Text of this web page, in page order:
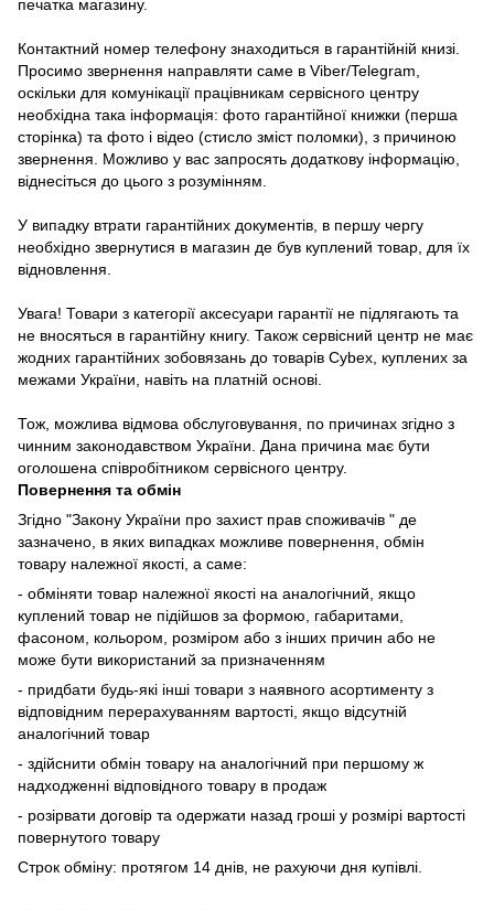
печатка магазину.
Контактний номер телефону знаходиться в гарантійній книзі.
Просимо звернення направляти саме в Viber/Telegram,
оскільки для комунікації працівникам сервісного центру
необхідна така інформація: фото гарантійної книжки (перша
сторінка) та фото і відео (стисло зміст поломки), з причиною
звернення. Можливо у вас запросять додаткову інформацію,
віднесіться до цього з розумінням.
У випадку втрати гарантійних документів, в першу чергу
необхідно звернутися в магазин де був куплений товар, для їх
відновлення.
Увага! Товари з категорії аксесуари гарантії не підлягають та
не вносяться в гарантійну книгу. Також сервісний центр не має
жодних гарантійних зобовязань до товарів Cybex, куплених за
межами України, навіть на платній основі.
Тож, можлива відмова обслуговування, по причинах згідно з
чинним законодавством України. Дана причина має бути
оголошена співробітником сервісного центру.
Повернення та обмін
Згідно "Закону України про захист прав споживачів " де
зазначено, в яких випадках можливе повернення, обмін
товару належної якості, а саме:
- обміняти товар належної якості на аналогічний, якщо
куплений товар не підійшов за формою, габаритами,
фасоном, кольором, розміром або з інших причин або не
може бути використаний за призначенням
- придбати будь-які інші товари з наявного асортименту з
відповідним перерахуванням вартості, якщо відсутній
аналогічний товар
- здійснити обмін товару на аналогічний при першому ж
надходженні відповідного товару в продаж
- розірвати договір та одержати назад гроші у розмірі вартості
повернутого товару
Строк обміну: протягом 14 днів, не рахуючи дня купівлі.